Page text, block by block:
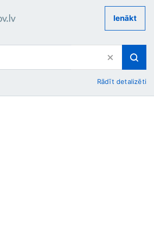
Ienākt
Rādīt detalizēti